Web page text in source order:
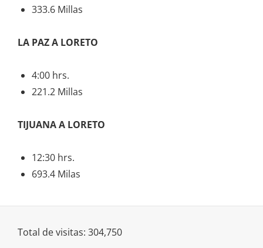
333.6 Millas
LA PAZ A LORETO
4:00 hrs.
221.2 Millas
TIJUANA A LORETO
12:30 hrs.
693.4 Milas
Total de visitas: 304,750